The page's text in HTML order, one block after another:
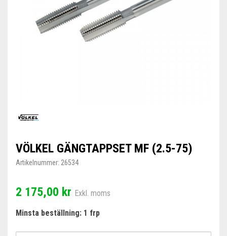
VÖLKEL GÄNGTAPPSET MF (2.5-75)
Artikelnummer: 26534
2 175,00 kr Exkl. moms
Minsta beställning: 1 frp